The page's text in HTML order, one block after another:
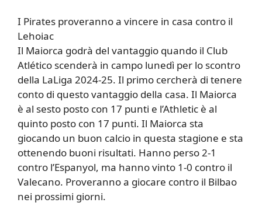
I Pirates proveranno a vincere in casa contro il
Lehoiac
Il Maiorca godrà del vantaggio quando il Club
Atlético scenderà in campo lunedì per lo scontro
della LaLiga 2024-25. Il primo cercherà di tenere
conto di questo vantaggio della casa. Il Maiorca
è al sesto posto con 17 punti e l’Athletic è al
quinto posto con 17 punti. Il Maiorca sta
giocando un buon calcio in questa stagione e sta
ottenendo buoni risultati. Hanno perso 2-1
contro l’Espanyol, ma hanno vinto 1-0 contro il
Valecano. Proveranno a giocare contro il Bilbao
nei prossimi giorni.